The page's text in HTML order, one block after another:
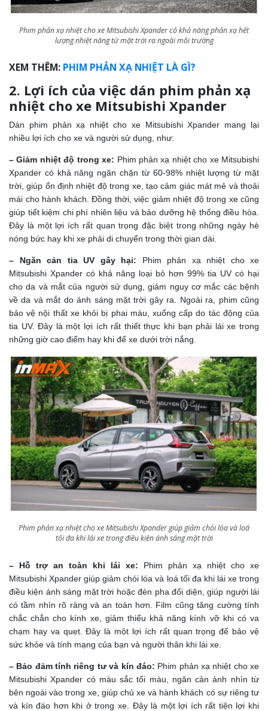
Phim phản xạ nhiệt cho xe Mitsubishi Xpander có khả năng phản xạ hết
lượng nhiệt năng từ mặt trời ra ngoài môi trường
XEM THÊM: PHIM PHẢN XẠ NHIỆT LÀ GÌ?
2. Lợi ích của việc dán phim phản xạ
nhiệt cho xe Mitsubishi Xpander
Dán phim phản xạ nhiệt cho xe Mitsubishi Xpander mang lại
nhiều lợi ích cho xe và người sử dụng, như:
– Giảm nhiệt độ trong xe: Phim phản xạ nhiệt cho xe Mitsubishi
Xpander có khả năng ngăn chặn từ 60-98% nhiệt lượng từ mặt
trời, giúp ổn định nhiệt độ trong xe, tạo cảm giác mát mẻ và thoải
mái cho hành khách. Đồng thời, việc giảm nhiệt độ trong xe cũng
giúp tiết kiệm chi phí nhiên liệu và bảo dưỡng hệ thống điều hòa.
Đây là một lợi ích rất quan trọng đặc biệt trong những ngày hè
nóng bức hay khi xe phải di chuyển trong thời gian dài.
– Ngăn cản tia UV gây hại: Phim phản xạ nhiệt cho xe
Mitsubishi Xpander có khả năng loại bỏ hơn 99% tia UV có hại
cho da và mắt của người sử dụng, giảm nguy cơ mắc các bệnh
về da và mắt do ánh sáng mặt trời gây ra. Ngoài ra, phim cũng
bảo vệ nội thất xe khỏi bị phai màu, xuống cấp do tác động của
tia UV. Đây là một lợi ích rất thiết thực khi bạn phải lái xe trong
những giờ cao điểm hay khi để xe dưới trời nắng.
Phim phản xạ nhiệt cho xe Mitsubishi Xpander giúp giảm chói lóa và loá
tối đa khi lái xe trong điều kiện ánh sáng mặt trời
– Hỗ trợ an toàn khi lái xe: Phim phản xạ nhiệt cho xe
Mitsubishi Xpander giúp giảm chói lóa và loá tối đa khi lái xe trong
điều kiện ánh sáng mặt trời hoặc đèn pha đối diện, giúp người lái
có tầm nhìn rõ ràng và an toàn hơn. Film cũng tăng cường tính
chắc chắn cho kính xe, giảm thiểu khả năng kính vỡ khi có va
chạm hay va quẹt. Đây là một lợi ích rất quan trọng để bảo vệ
sức khỏe và tính mạng của bạn và người thân khi lái xe.
– Bảo đảm tính riêng tư và kín đáo: Phim phản xạ nhiệt cho xe
Mitsubishi Xpander có màu sắc tối màu, ngăn cản ánh nhìn từ
bên ngoài vào trong xe, giúp chủ xe và hành khách có sự riêng tư
và kín đáo hơn khi ở trong xe. Đây là một lợi ích rất tiện lợi khi